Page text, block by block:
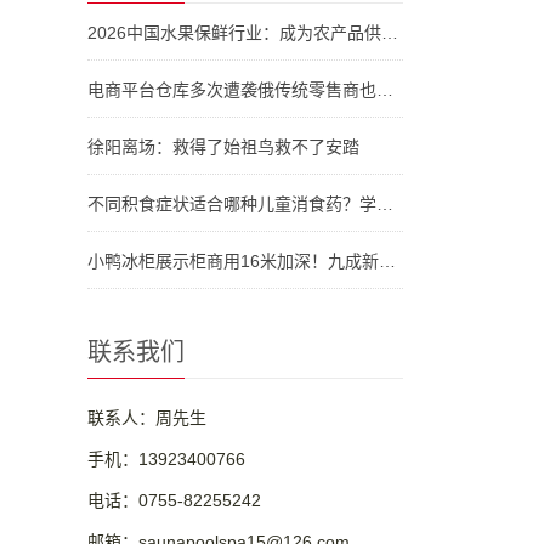
徐阳离场：救得了始祖鸟救不了安踏
联系我们
联系人：周先生
手机：13923400766
电话：0755-82255242